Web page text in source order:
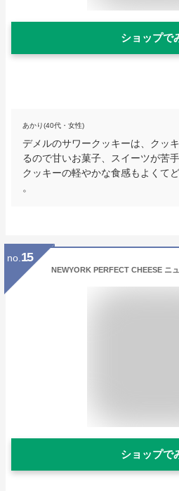
ショップで
あかり(40代・女性)
デメルのサワークッキーは、クッ
るので甘いお菓子、スイーツが苦
クッキーの軽やかな食感もよくて
。
no. 15
ショップで